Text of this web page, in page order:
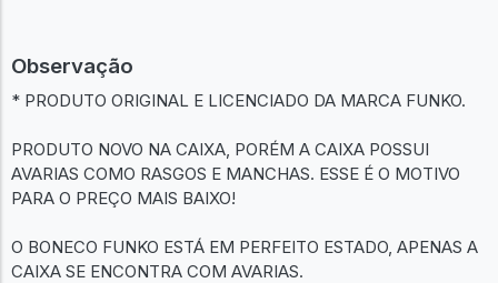
Observação
* PRODUTO ORIGINAL E LICENCIADO DA MARCA FUNKO.
PRODUTO NOVO NA CAIXA, PORÉM A CAIXA POSSUI
AVARIAS COMO RASGOS E MANCHAS. ESSE É O MOTIVO
PARA O PREÇO MAIS BAIXO!
O BONECO FUNKO ESTÁ EM PERFEITO ESTADO, APENAS A
CAIXA SE ENCONTRA COM AVARIAS.